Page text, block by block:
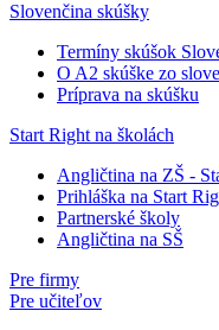
Slovenčina skúšky
Termíny skúšok
O A2 skúške zo
Príprava na skúšku
Start Right na školách
Angličtina na ZŠ -
Prihláška na Start
Partnerské školy
Angličtina na SŠ
Pre firmy
Pre učiteľov